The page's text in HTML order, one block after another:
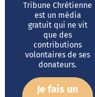
Tribune Chrétienne
est un média
gratuit qui ne vit
que des
contributions
volontaires de ses
donateurs.
Je fais un